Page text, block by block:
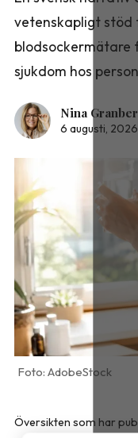
vetenskapligt
blodsockermätare
sjukdom hos
Nina
6 augusti, 2026
AdobeStock
Översikten som har